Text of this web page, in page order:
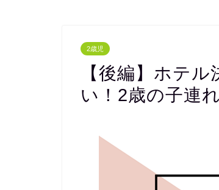
2歳児
【後編】ホテ
い！2歳の子連